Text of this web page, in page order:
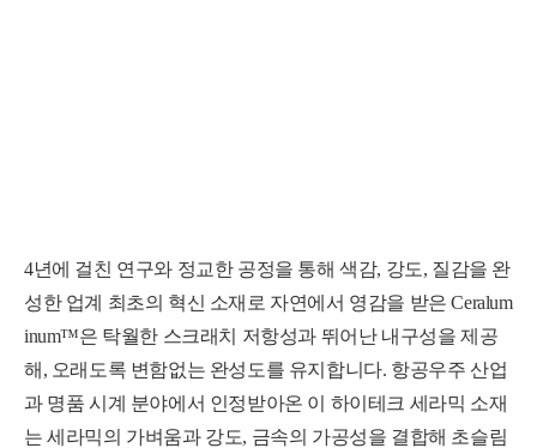
4년에 걸친 연구와 정교한 공정을 통해 색감, 강도, 질감을 완
성한 업계 최초의 혁신 소재로 자연에서 영감을 받은 Ceralum
inum™은 탁월한 스크래치 저항성과 뛰어난 내구성을 제공
해, 오래도록 변함없는 완성도를 유지합니다. 항공우주 산업
과 명품 시계 분야에서 인정받아온 이 하이테크 세라믹 소재
는 세라믹의 가벼움과 강도, 금속의 가공성을 결합해 초슬림